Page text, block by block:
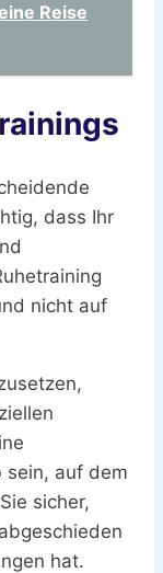
Reise
dass Ihr
nicht auf
sein, auf dem
sicher,
hat.